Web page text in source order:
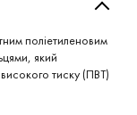
поліетиленовим
який
тиску (ПВТ)